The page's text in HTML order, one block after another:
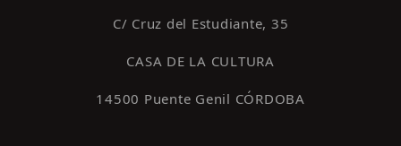
C/ Cruz del Estudiante, 35
CASA DE LA CULTURA
14500 Puente Genil CÓRDOBA